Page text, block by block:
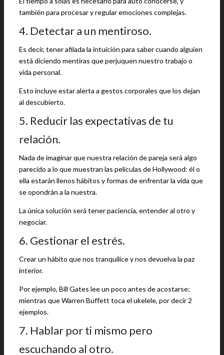
también para procesar y regular emociones complejas.
4. Detectar a un mentiroso.
Es decir, tener afilada la intuición para saber cuando alguien
está diciendo mentiras que perjuquen nuestro trabajo o
vida personal.
Esto incluye estar alerta a gestos corporales que los dejan
al descubierto.
5. Reducir las expectativas de tu
relación.
Nada de imaginar que nuestra relación de pareja será algo
parecido a lo que muestran las películas de Hollywood: él o
ella estarán llenos hábitos y formas de enfrentar la vida que
se opondrán a la nuestra.
La única solución será tener paciencia, entender al otro y
negociar.
6. Gestionar el estrés.
Crear un hábito que nos tranquilice y nos devuelva la paz
interior.
Por ejemplo, Bill Gates lee un poco antes de acostarse;
mientras que Warren Buffett toca el ukelele, por decir 2
ejemplos.
7. Hablar por ti mismo pero
escuchando al otro.